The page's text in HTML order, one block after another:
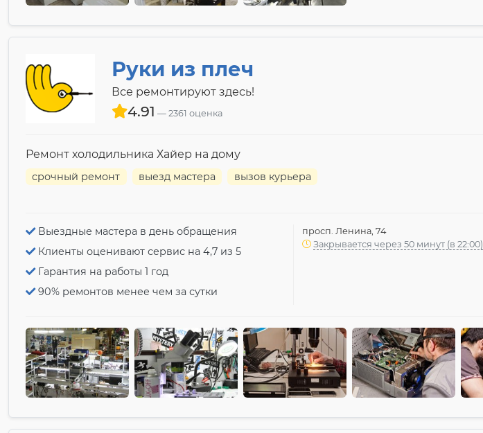
Руки из плеч
Все ремонтируют здесь!
4.91 2361 оценка
Ремонт холодильника Хайер на дому
срочный ремонт выезд мастера вызов курьера
Выездные мастера в день обращения
Клиенты оценивают сервис на 4,7 из 5
Гарантия на работы 1 год
90% ремонтов менее чем за сутки
просп. Ленина, 74
Закрывается через 50 минут (в 22:00)